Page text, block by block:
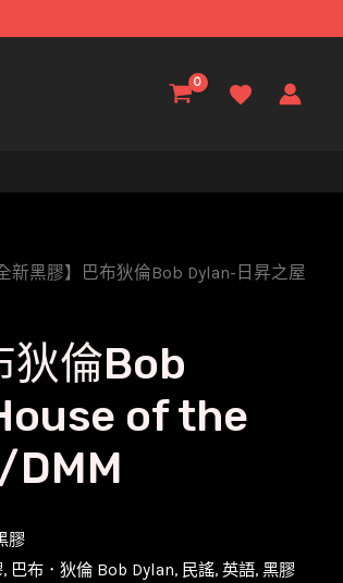
新黑膠】巴布狄倫Bob Dylan-日昇之屋
狄倫Bob
of the
DMM
膠
, 巴布．狄倫 Bob Dylan, 民謠,英語,黑膠